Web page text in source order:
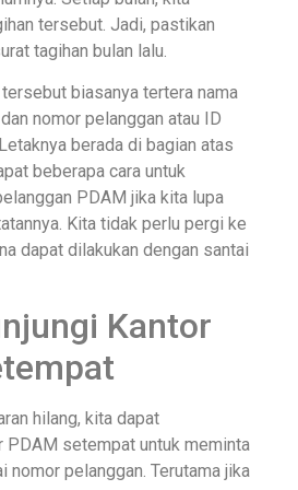
tersebut. Jadi, pastikan
tagihan bulan lalu.
biasanya tertera nama
nomor pelanggan atau ID
berada di bagian atas
beberapa cara untuk
PDAM jika kita lupa
Kita tidak perlu pergi ke
dapat dilakukan dengan santai
Kantor
hilang, kita dapat
PDAM setempat untuk meminta
nomor pelanggan. Terutama jika